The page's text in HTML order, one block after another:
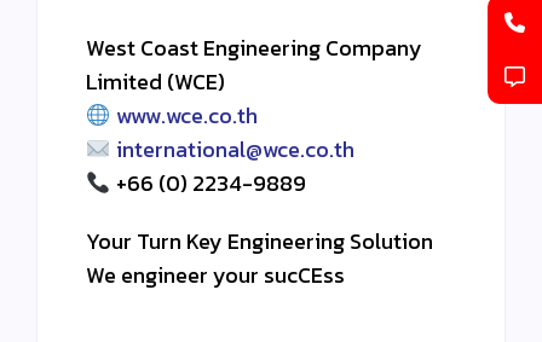
West Coast Engineering Company
Limited (WCE)
www.wce.co.th
international@wce.co.th
+66 (0) 2234-9889
Your Turn Key Engineering Solution
We engineer your sucCEss